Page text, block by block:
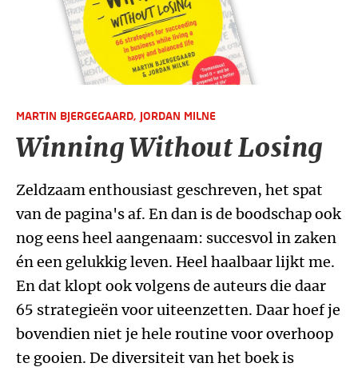
MARTIN BJERGEGAARD, JORDAN MILNE
Winning Without Losing
Zeldzaam enthousiast geschreven, het spat
van de pagina's af. En dan is de boodschap ook
nog eens heel aangenaam: succesvol in zaken
én een gelukkig leven. Heel haalbaar lijkt me.
En dat klopt ook volgens de auteurs die daar
65 strategieën voor uiteenzetten. Daar hoef je
bovendien niet je hele routine voor overhoop
te gooien. De diversiteit van het boek is